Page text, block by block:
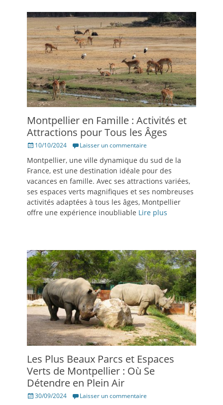
Montpellier en Famille : Activités et
Attractions pour Tous les Âges
Posté10/10/2024 Laisser un commentaire
Montpellier, une ville dynamique du sud de la
France, est une destination idéale pour des
vacances en famille. Avec ses attractions variées,
ses espaces verts magnifiques et ses nombreuses
activités adaptées à tous les âges, Montpellier
offre une expérience inoubliable Lire plus
Les Plus Beaux Parcs et Espaces
Verts de Montpellier : Où Se
Détendre en Plein Air
Posté30/09/2024 Laisser un commentaire